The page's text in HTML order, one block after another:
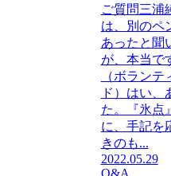
ご質問三浦
は、別のペ
あったと聞
が、本当で
（ボランテ
ド）はい、
た。『氷点
に、手記を
きのも...
2022.05.29
Q&A